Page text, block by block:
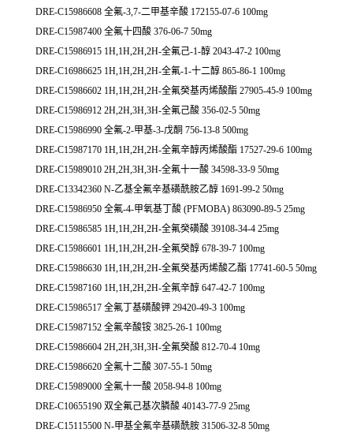
DRE-C15986608 全氟-3,7-二甲基辛酸 172155-07-6 100mg
DRE-C15987400 全氟十四酸 376-06-7 50mg
DRE-C15986915 1H,1H,2H,2H-全氟己-1-醇 2043-47-2 100mg
DRE-C16986625 1H,1H,2H,2H-全氟-1-十二醇 865-86-1 100mg
DRE-C15986602 1H,1H,2H,2H-全氟癸基丙烯酸酯 27905-45-9 100mg
DRE-C15986912 2H,2H,3H,3H-全氟己酸 356-02-5 50mg
DRE-C15986990 全氟-2-甲基-3-戊酮 756-13-8 500mg
DRE-C15987170 1H,1H,2H,2H-全氟辛醇丙烯酸酯 17527-29-6 100mg
DRE-C15989010 2H,2H,3H,3H-全氟十一酸 34598-33-9 50mg
DRE-C13342360 N-乙基全氟辛基磺酰胺乙醇 1691-99-2 50mg
DRE-C15986950 全氟-4-甲氧基丁酸 (PFMOBA) 863090-89-5 25mg
DRE-C15986585 1H,1H,2H,2H-全氟癸磺酸 39108-34-4 25mg
DRE-C15986601 1H,1H,2H,2H-全氟癸醇 678-39-7 100mg
DRE-C15986630 1H,1H,2H,2H-全氟癸基丙烯酸乙酯 17741-60-5 50mg
DRE-C15987160 1H,1H,2H,2H-全氟辛醇 647-42-7 100mg
DRE-C15986517 全氟丁基磺酸钾 29420-49-3 100mg
DRE-C15987152 全氟辛酸铵 3825-26-1 100mg
DRE-C15986604 2H,2H,3H,3H-全氟癸酸 812-70-4 10mg
DRE-C15986620 全氟十二酸 307-55-1 50mg
DRE-C15989000 全氟十一酸 2058-94-8 100mg
DRE-C10655190 双全氟己基次膦酸 40143-77-9 25mg
DRE-C15115500 N-甲基全氟辛基磺酰胺 31506-32-8 50mg